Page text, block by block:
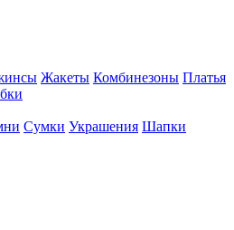
Жакеты Комбинезоны Платья
Сумки Украшения Шапки